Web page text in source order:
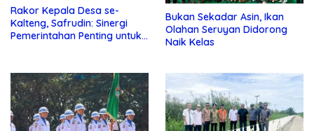
Rakor Kepala Desa se-
Kalteng, Safrudin: Sinergi
Pemerintahan Penting untuk
Bukan Sekadar Asin, Ikan
Olahan Seruyan Didorong
Naik Kelas